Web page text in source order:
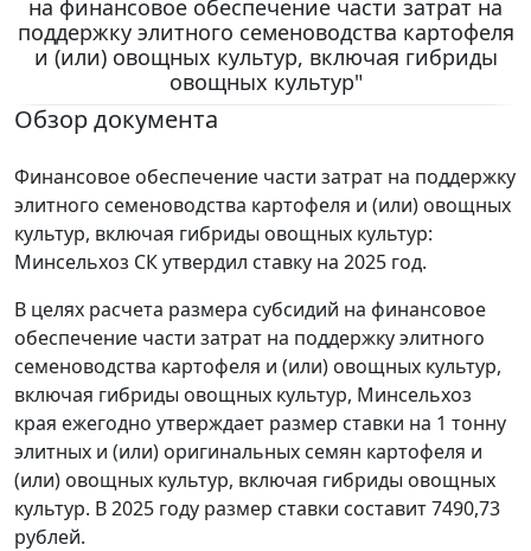
на финансовое обеспечение части затрат на
поддержку элитного семеноводства картофеля
и (или) овощных культур, включая гибриды
овощных культур"
Обзор документа
Финансовое обеспечение части затрат на поддержку
элитного семеноводства картофеля и (или) овощных
культур, включая гибриды овощных культур:
Минсельхоз СК утвердил ставку на 2025 год.
В целях расчета размера субсидий на финансовое
обеспечение части затрат на поддержку элитного
семеноводства картофеля и (или) овощных культур,
включая гибриды овощных культур, Минсельхоз
края ежегодно утверждает размер ставки на 1 тонну
элитных и (или) оригинальных семян картофеля и
(или) овощных культур, включая гибриды овощных
культур. В 2025 году размер ставки составит 7490,73
рублей.